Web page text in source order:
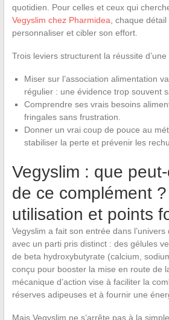
quotidien. Pour celles et ceux qui
Vegyslim chez Pharmidea , chaque
personnaliser et cibler son effort.
Trois leviers structurent la réussite
Miser sur l’association alimentation
régulier : une évidence trop souvent
Comprendre ses vrais besoins
fringales sans frustration.
Donner un vrai coup de pouce au
stabiliser la perte et prévenir les
Vegyslim : que
de ce complément
utilisation et points
Vegyslim a fait son entrée dans
avec un parti pris distinct : des gélules
de beta hydroxybutyrate (calcium,
conçu pour booster la mise en route de
mécanique d’action vise à faciliter la
réserves adipeuses et à fournir une
Mais Vegyslim ne s’arrête pas à la